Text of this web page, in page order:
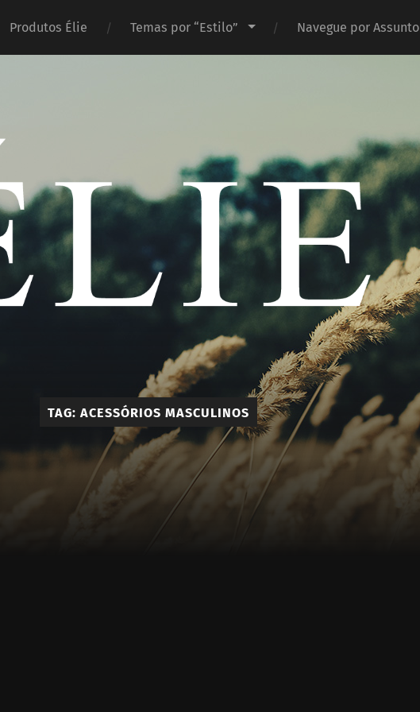
Produtos Élie Temas por “Estilo” Navegue por Assunto
Élie
-
Calçados
e
TAG: ACESSÓRIOS MASCULINOS